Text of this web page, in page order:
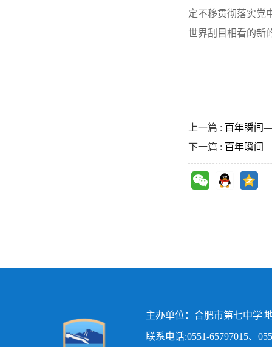
定不移贯彻落实党
世界刮目相看的新
上一篇 : 百年瞬间
下一篇 : 百年瞬间
主办单位：合肥市第七中学
联系电话:0551-65797015、